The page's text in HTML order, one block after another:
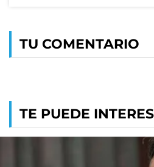
TU COMENTARIO
TE PUEDE